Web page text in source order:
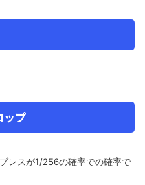
ップ
レスが1/256の確率での確率で